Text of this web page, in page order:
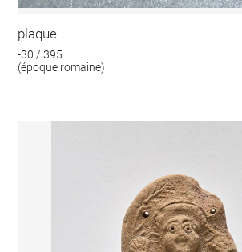
plaque
-30 / 395
(époque romaine)